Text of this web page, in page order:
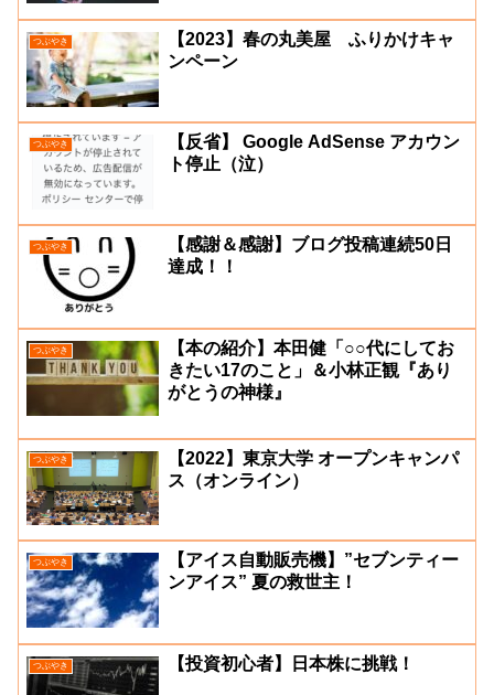
つぶやき
【2023】春の丸美屋 ふりかけキャ
ンペーン
つぶやき
【反省】 Google AdSense アカウン
ト停止（泣）
つぶやき
【感謝＆感謝】ブログ投稿連続50日
達成！！
つぶやき
【本の紹介】本田健「○○代にしてお
きたい17のこと」＆小林正観『あり
がとうの神様』
つぶやき
【2022】東京大学 オープンキャンパ
ス（オンライン）
つぶやき
【アイス自動販売機】”セブンティー
ンアイス” 夏の救世主！
つぶやき 【投資初心者】日本株に挑戦！